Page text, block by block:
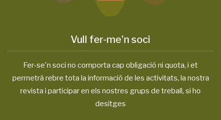
Vull fer-me'n soci
Fer-se'n soci no comporta cap obligació ni quota, i et
permetrà rebre tota la informació de les activitats, la nostra
revista i participar en els nostres grups de treball, si ho
desitges